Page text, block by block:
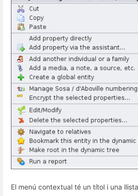
El menú contextual té un títol i una